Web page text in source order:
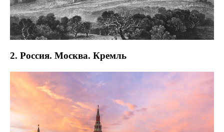
2. Россия. Москва. Кремль